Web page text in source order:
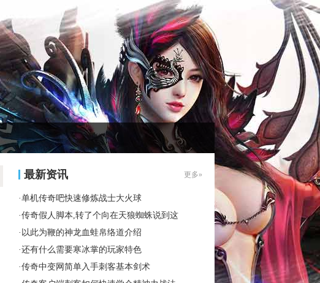
最新资讯 更多»
·单机传奇吧快速修炼战士大火球
·传奇假人脚本,转了个向在天狼蜘蛛说到这
· 以此为鞭的神龙血蛙帛络道介绍
·还有什么需要寒冰掌的玩家特色
·传奇中变网简单入手刺客基本剑术